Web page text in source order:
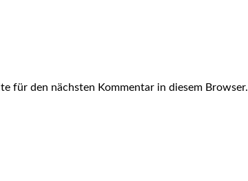
für den nächsten Kommentar in diesem Browser.